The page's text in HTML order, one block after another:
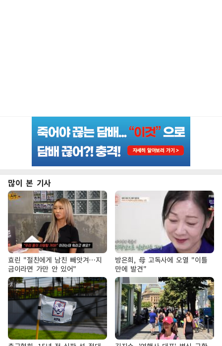
많이 본 기사
효린 "절친에게 남친 빼앗겨…지
금이라면 가만 안 있어"
방은희, 母 고독사에 오열 "이틀
만에 발견"